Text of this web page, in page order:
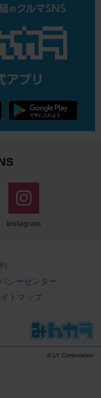
Instagram
シーセンター
トマップ
© LY Corporation